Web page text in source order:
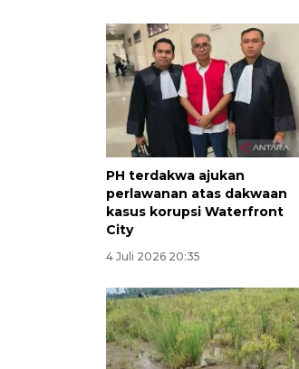
PH terdakwa ajukan
perlawanan atas dakwaan
kasus korupsi Waterfront
City
4 Juli 2026 20:35